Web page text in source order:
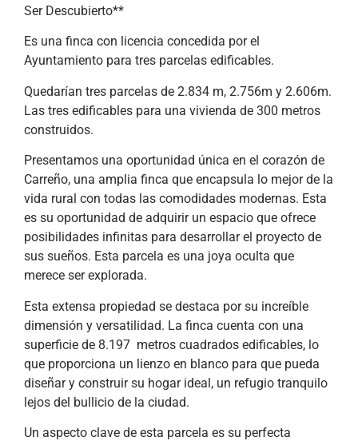
Ser Descubierto**
Es una finca con licencia concedida por el
Ayuntamiento para tres parcelas edificables.
Quedarían tres parcelas de 2.834 m, 2.756m y 2.606m.
Las tres edificables para una vivienda de 300 metros
construidos.
Presentamos una oportunidad única en el corazón de
Carreño, una amplia finca que encapsula lo mejor de la
vida rural con todas las comodidades modernas. Esta
es su oportunidad de adquirir un espacio que ofrece
posibilidades infinitas para desarrollar el proyecto de
sus sueños. Esta parcela es una joya oculta que
merece ser explorada.
Esta extensa propiedad se destaca por su increíble
dimensión y versatilidad. La finca cuenta con una
superficie de 8.197 metros cuadrados edificables, lo
que proporciona un lienzo en blanco para que pueda
diseñar y construir su hogar ideal, un refugio tranquilo
lejos del bullicio de la ciudad.
Un aspecto clave de esta parcela es su perfecta